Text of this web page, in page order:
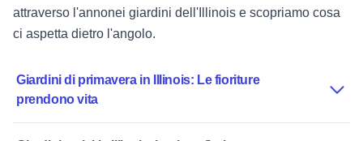
attraverso l'annonei giardini dell'Illinois e scopriamo cosa
ci aspetta dietro l'angolo.
Giardini di primavera in Illinois: Le fioriture
prendono vita